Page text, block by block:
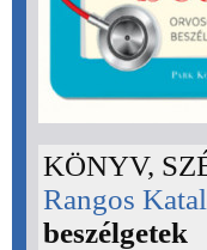
KÖNYV,
Rangos
beszélgetek